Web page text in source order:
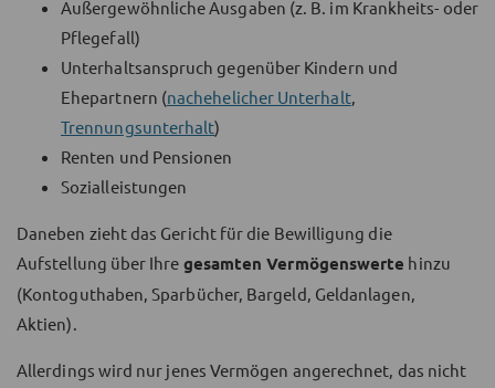
Außergewöhnliche Ausgaben (z. B. im Krankheits- oder
Pflegefall)
Unterhaltsanspruch gegenüber Kindern und
Ehepartnern (nachehelicher Unterhalt,
Trennungsunterhalt)
Renten und Pensionen
Sozialleistungen
Daneben zieht das Gericht für die Bewilligung die
Aufstellung über Ihre gesamten Vermögenswerte hinzu
(Kontoguthaben, Sparbücher, Bargeld, Geldanlagen,
Aktien).
Allerdings wird nur jenes Vermögen angerechnet, das nicht